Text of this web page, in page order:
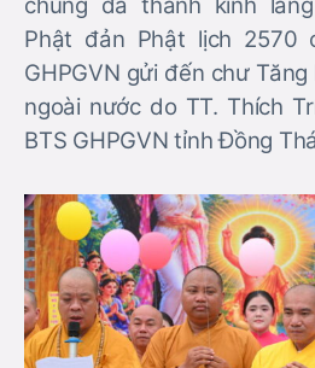
Phật đản Phật lịch 2570
GHPGVN gửi đến chư
ngoài nước do TT. Thích
BTS GHPGVN tỉnh Đồng